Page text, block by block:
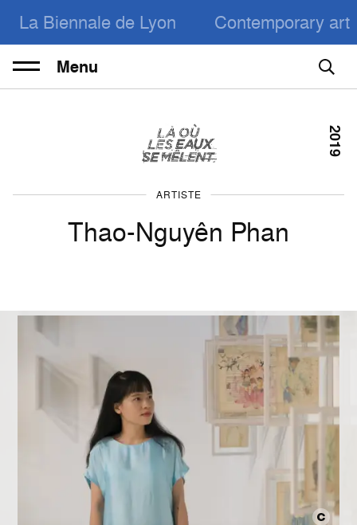
La Biennale de Lyon Contemporary art
Menu
ARTISTE
Thao-Nguyên Phan
2019